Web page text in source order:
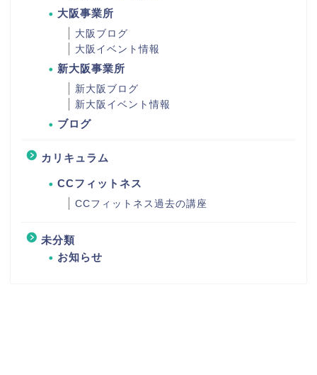
大阪事業所
大阪ブログ
大阪イベント情報
新大阪事業所
新大阪ブログ
新大阪イベント情報
ブログ
カリキュラム
CCフィットネス
CCフィットネス過去の講座
未分類
お知らせ